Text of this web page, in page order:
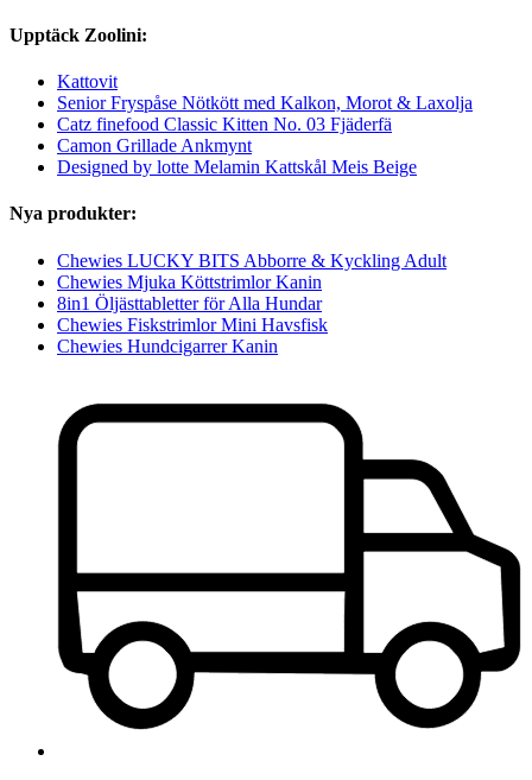
Upptäck Zoolini:
Kattovit
Senior Fryspåse Nötkött med Kalkon, Morot & Laxolja
Catz finefood Classic Kitten No. 03 Fjäderfä
Camon Grillade Ankmynt
Designed by lotte Melamin Kattskål Meis Beige
Nya produkter:
Chewies LUCKY BITS Abborre & Kyckling Adult
Chewies Mjuka Köttstrimlor Kanin
8in1 Öljästtabletter för Alla Hundar
Chewies Fiskstrimlor Mini Havsfisk
Chewies Hundcigarrer Kanin